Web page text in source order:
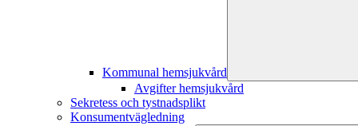
Kommunal hemsjukvård
Avgifter hemsjukvård
Sekretess och tystnadsplikt
Konsumentvägledning